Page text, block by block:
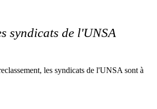
syndicats de l'UNSA
les syndicats de l'UNSA sont à